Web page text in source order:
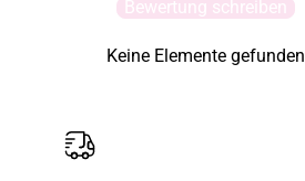
Bewertung schreiben
Keine Elemente gefunden